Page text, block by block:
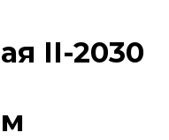
II-2030